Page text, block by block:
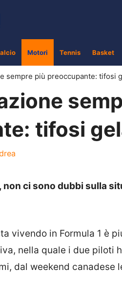
Motori Tennis Basket
sempre più preoccupante: tifosi
tifosi
non ci sono dubbi sulla
vivendo in Formula 1 è
nella quale i due piloti
dal weekend canadese